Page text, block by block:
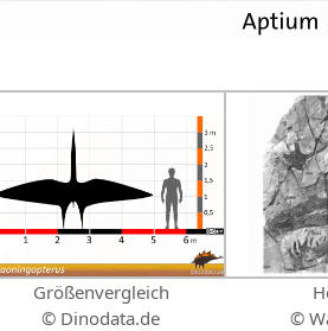
Größenvergleich
© Dinodata.de
©